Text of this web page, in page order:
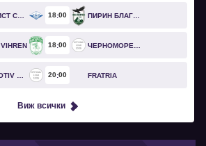
СПОРТИСТ СВОГЕ 18 00 ПИРИН БЛАГОЕВГРАД
VIHREN 18 00 ЧЕРНОМОРЕЦ БУРГАС
LOKOMOTIV GO 20 00 FRATRIA
Виж всички